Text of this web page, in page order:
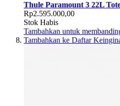
Thule Paramount 3 22L
Rp2.595.000,00
Stok Habis
Tambahkan untuk
Tambahkan ke Daftar